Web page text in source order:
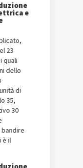
e
23
quali
dello
di
35,
30
è il